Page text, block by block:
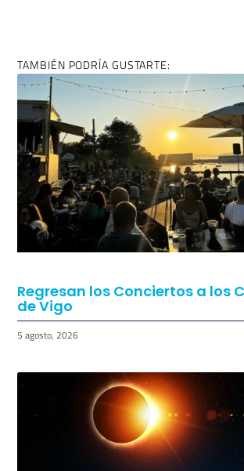
TAMBIÉN PODRÍA GUSTARTE:
Regresan los Conciertos a los
de Vigo
5 agosto, 2026